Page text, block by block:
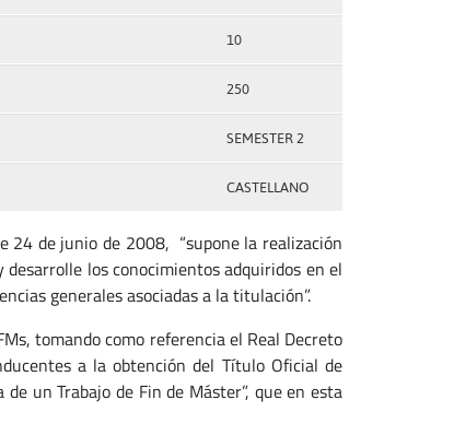
10
250
SEMESTER 2
CASTELLANO
24 de junio de 2008, “supone la realización
los conocimientos adquiridos en el
generales asociadas a la titulación”.
tomando como referencia el Real Decreto
a la obtención del Título Oficial de
un Trabajo de Fin de Máster”, que en esta